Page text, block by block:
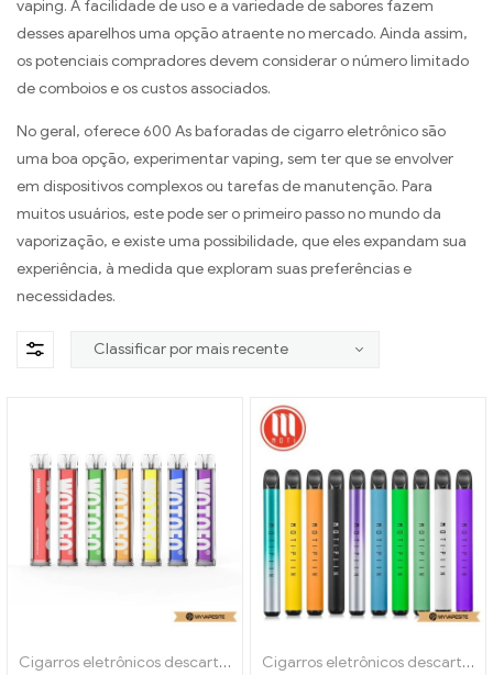
vaping. A facilidade de uso e a variedade de sabores fazem
desses aparelhos uma opção atraente no mercado. Ainda assim,
os potenciais compradores devem considerar o número limitado
de comboios e os custos associados.
No geral, oferece 600 As baforadas de cigarro eletrônico são
uma boa opção, experimentar vaping, sem ter que se envolver
em dispositivos complexos ou tarefas de manutenção. Para
muitos usuários, este pode ser o primeiro passo no mundo da
vaporização, e existe uma possibilidade, que eles expandam sua
experiência, à medida que exploram suas preferências e
necessidades.
Cigarros eletrônicos descartáveis
Cigarros eletrônicos descartáveis